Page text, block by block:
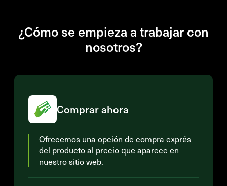
¿Cómo se empieza a trabajar con
nosotros?
Comprar ahora
Ofrecemos una opción de compra exprés
del producto al precio que aparece en
nuestro sitio web.